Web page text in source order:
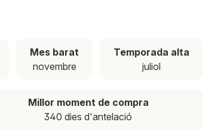
Mes barat
novembre
Temporada alta
juliol
Millor moment de compra
340 dies d'antelació